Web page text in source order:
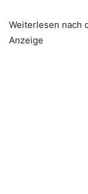
Weiterlesen nach
Anzeige